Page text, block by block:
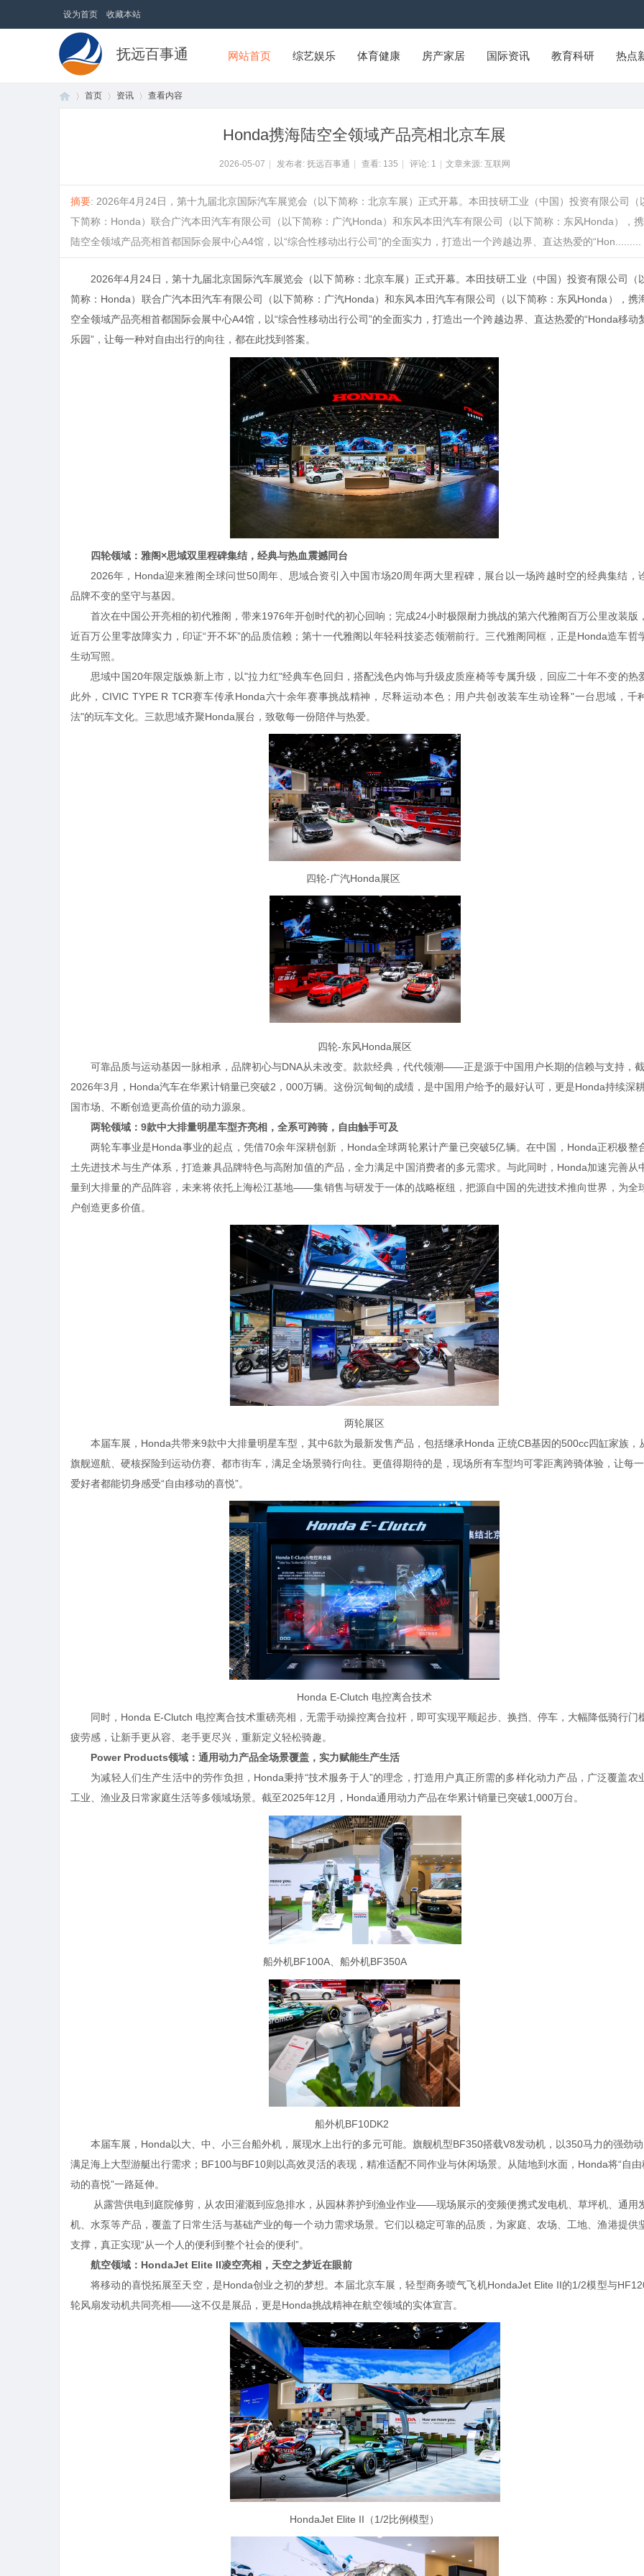
设为首页 收藏本站
抚远百事通 网站首页 综艺娱乐 体育健康 房产家居 国际资讯 教育科研 热点
首页 资讯 查看内容
Honda携海陆空全领域产品亮相北京车展
2026-05-07 发布者: 抚远百事通 查看: 135 评论: 1 文章来源: 互联网
摘要: 2026年4月24日，第十九届北京国际汽车展览会（以下简称：北京车展）正式开幕。本田技研工业（中国）投资有限公司（
下简称：Honda）联合广汽本田汽车有限公司（以下简称：广汽Honda）和东风本田汽车有限公司（以下简称：东风Honda），
陆空全领域产品亮相首都国际会展中心A4馆，以“综合性移动出行公司”的全面实力，打造出一个跨越边界、直达热爱的“Hon.........
2026年4月24日，第十九届北京国际汽车展览会（以下简称：北京车展）正式开幕。本田技研工业（中国）投资有限公司（
简称：Honda）联合广汽本田汽车有限公司（以下简称： 广汽Honda）和东风本田汽车有限公司（以下简称：东风Honda），携
空全领域产品亮相首都国际会展中心A4馆，以“综合性移动出行公司”的全面实力，打造出一个跨越边界、直达热爱的“Honda移动
乐园”，让每一种对自由出行的向往，都在此找到答案。
四轮领域：雅阁×思域双里程碑集结，经典与热血震撼同台
2026年，Honda迎来雅阁全球问世50周年、思域合资引入中国市场20周年两大里程碑，展台以一场跨越时空的经典集结，
品牌不变的坚守与基因。
首次在中国公开亮相的初代雅阁，带来1976年开创时代的初心回响；完成24小时极限耐力挑战的第六代雅阁百万公里改装版
近百万公里零故障实力，印证“开不坏”的品质信赖；第十一代雅阁以年轻科技姿态领潮前行。三代雅阁同框，正是Honda造车哲
生动写照。
思域中国20年限定版焕新上市，以"拉力红"经典车色回归，搭配浅色内饰与升级皮质座椅等专属升级，回应二十年不变的热
此外，CIVIC TYPE R TCR赛车传承Honda六十余年赛事挑战精神，尽释运动本色；用户共创改装车生动诠释"一台思域，千
法"的玩车文化。三款思域齐聚Honda展台，致敬每一份陪伴与热爱。
四轮-广汽Honda展区
四轮-东风Honda展区
可靠品质与运动基因一脉相承，品牌初心与DNA从未改变。款款经典，代代领潮——正是源于中国用户长期的信赖与支持，
2026年3月，Honda汽车在华累计销量已突破2，000万辆。这份沉甸甸的成绩，是中国用户给予的最好认可，更是Honda持续深
国市场、不断创造更高价值的动力源泉。
两轮领域：9款中大排量明星车型齐亮相，全系可跨骑，自由触手可及
两轮车事业是Honda事业的起点，凭借70余年深耕创新，Honda全球两轮累计产量已突破5亿辆。在中国，Honda正积极整
土先进技术与生产体系，打造兼具品牌特色与高附加值的产品，全力满足中国消费者的多元需求。与此同时，Honda加速完善从
量到大排量的产品阵容，未来将依托上海松江基地——集销售与研发于一体的战略枢纽，把源自中国的先进技术推向世界，为全
户创造更多价值。
两轮展区
本届车展，Honda共带来9款中大排量明星车型，其中6款为最新发售产品，包括继承Honda 正统CB基因的500cc四缸家族，
旗舰巡航、硬核探险到运动仿赛、都市街车，满足全场景骑行向往。更值得期待的是，现场所有车型均可零距离跨骑体验，让每
爱好者都能切身感受“自由移动的喜悦”。
Honda E-Clutch 电控离合技术
同时，Honda E-Clutch 电控离合技术重磅亮相，无需手动操控离合拉杆，即可实现平顺起步、换挡、停车，大幅降低骑行门
疲劳感，让新手更从容、老手更尽兴，重新定义轻松骑趣。
Power Products领域：通用动力产品全场景覆盖，实力赋能生产生活
为减轻人们生产生活中的劳作负担，Honda秉持“技术服务于人”的理念，打造用户真正所需的多样化动力产品，广泛覆盖农
工业、渔业及日常家庭生活等多领域场景。截至2025年12月，Honda通用动力产品在华累计销量已突破1,000万台。
船外机BF100A、船外机BF350A
船外机BF10DK2
本届车展，Honda以大、中、小三台船外机，展现水上出行的多元可能。旗舰机型BF350搭载V8发动机，以350马力的强劲
满足海上大型游艇出行需求； BF100与BF10则以高效灵活的表现，精准适配不同作业与休闲场景。从陆地到水面，Honda将“自由
动的喜悦”一路延伸。
从露营供电到庭院修剪，从农田灌溉到应急排水，从园林养护到渔业作业——现场展示的变频便携式发电机、草坪机、通用
机、水泵等产品，覆盖了日常生活与基础产业的每一个动力需求场景。它们以稳定可靠的品质，为家庭、农场、工地、渔港提供
支撑，真正实现“从一个人的便利到整个社会的便利”。
航空领域：HondaJet Elite II凌空亮相，天空之梦近在眼前
将移动的喜悦拓展至天空，是Honda创业之初的梦想。本届北京车展，轻型商务喷气飞机HondaJet Elite II的1/2模型与
轮风扇发动机共同亮相——这不仅是展品，更是Honda挑战精神在航空领域的实体宣言。
HondaJet Elite II（1/2比例模型）